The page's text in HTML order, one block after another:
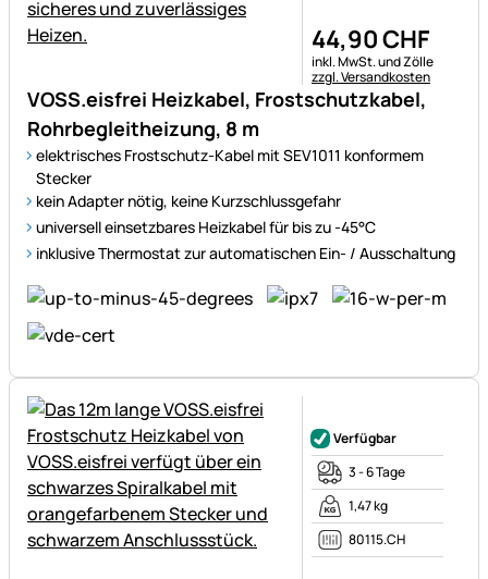
VOSS.eisfrei Heizkabel, Frostschutzkabel,
Rohrbegleitheizung, 8 m
elektrisches Frostschutz-Kabel mit SEV1011 konformem
Stecker
kein Adapter nötig, keine Kurzschlussgefahr
universell einsetzbares Heizkabel für bis zu -45°C
inklusive Thermostat zur automatischen Ein- / Ausschaltung
44,90CHF
Steuerhinweis:
inkl. MwSt. und Zölle
zzgl. Versandkosten
Verfügbar
3 - 6 Tage
1,47 kg
80115.CH